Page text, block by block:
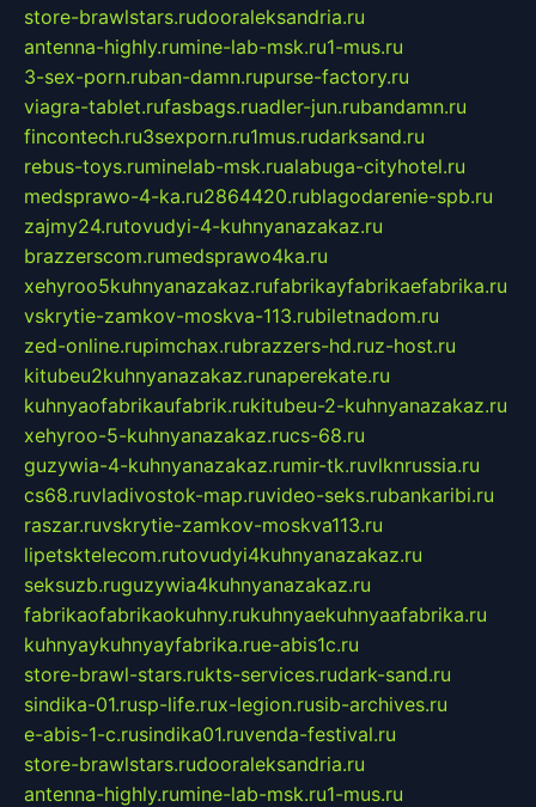
store-brawlstars.rudooraleksandria.ru
antenna-highly.rumine-lab-msk.ru1-mus.ru
3-sex-porn.ruban-damn.rupurse-factory.ru
viagra-tablet.rufasbags.ruadler-jun.rubandamn.ru
fincontech.ru3sexporn.ru1mus.rudarksand.ru
rebus-toys.ruminelab-msk.rualabuga-cityhotel.ru
medsprawo-4-ka.ru2864420.rublagodarenie-spb.ru
zajmy24.rutovudyi-4-kuhnyanazakaz.ru
brazzerscom.rumedsprawo4ka.ru
xehyroo5kuhnyanazakaz.rufabrikayfabrikaefabrika.ru
vskrytie-zamkov-moskva-113.rubiletnadom.ru
zed-online.rupimchax.rubrazzers-hd.ruz-host.ru
kitubeu2kuhnyanazakaz.runaperekate.ru
kuhnyaofabrikaufabrik.rukitubeu-2-kuhnyanazakaz.ru
xehyroo-5-kuhnyanazakaz.rucs-68.ru
guzywia-4-kuhnyanazakaz.rumir-tk.ruvlknrussia.ru
cs68.ruvladivostok-map.ruvideo-seks.rubankaribi.ru
raszar.ruvskrytie-zamkov-moskva113.ru
lipetsktelecom.rutovudyi4kuhnyanazakaz.ru
seksuzb.ruguzywia4kuhnyanazakaz.ru
fabrikaofabrikaokuhny.rukuhnyaekuhnyaafabrika.ru
kuhnyaykuhnyayfabrika.rue-abis1c.ru
store-brawl-stars.rukts-services.rudark-sand.ru
sindika-01.rusp-life.rux-legion.rusib-archives.ru
e-abis-1-c.rusindika01.ruvenda-festival.ru
store-brawlstars.rudooraleksandria.ru
antenna-highly.rumine-lab-msk.ru1-mus.ru